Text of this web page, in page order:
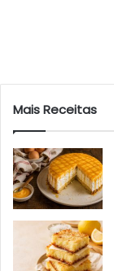
Mais Receitas